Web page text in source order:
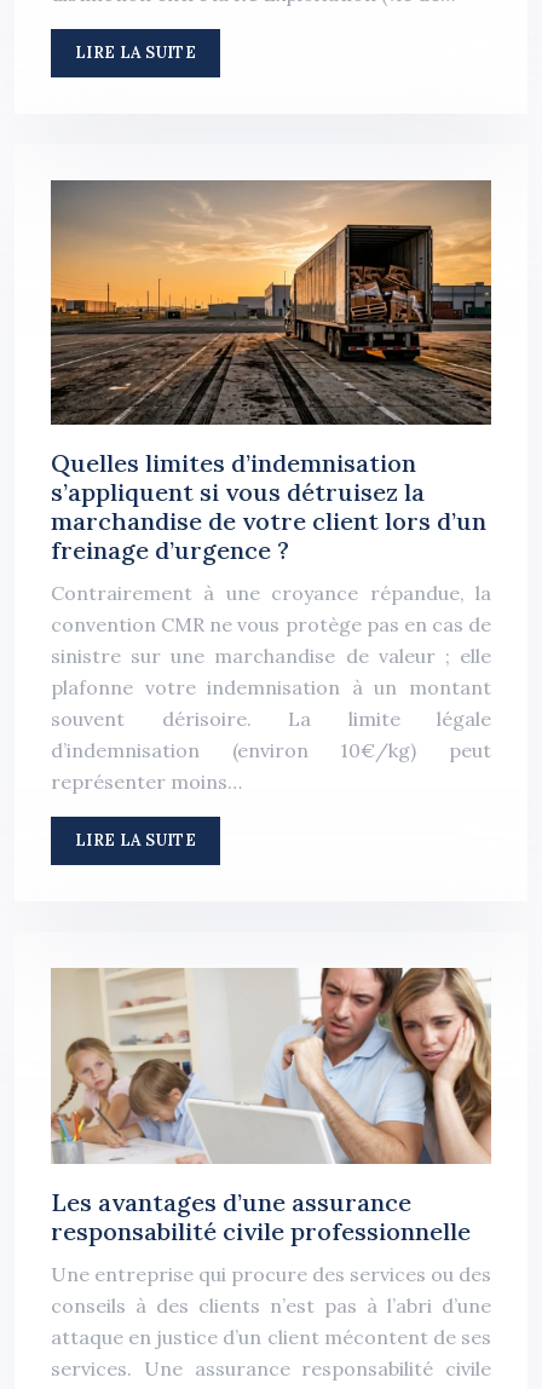
LIRE LA SUITE
Quelles limites d’indemnisation
s’appliquent si vous détruisez la
marchandise de votre client lors d’un
freinage d’urgence ?
Contrairement à une croyance répandue, la
convention CMR ne vous protège pas en cas de
sinistre sur une marchandise de valeur ; elle
plafonne votre indemnisation à un montant
souvent dérisoire. La limite légale
d’indemnisation (environ 10€/kg) peut
représenter moins…
LIRE LA SUITE
Les avantages d’une assurance
responsabilité civile professionnelle
Une entreprise qui procure des services ou des
conseils à des clients n’est pas à l’abri d’une
attaque en justice d’un client mécontent de ses
services. Une assurance responsabilité civile